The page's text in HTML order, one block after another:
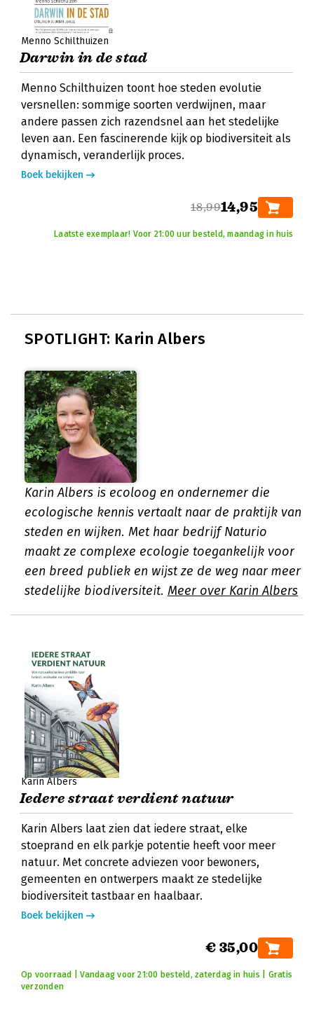
Menno Schilthuizen
Darwin in de stad
Menno Schilthuizen toont hoe steden evolutie
versnellen: sommige soorten verdwijnen, maar
andere passen zich razendsnel aan het stedelijke
leven aan. Een fascinerende kijk op biodiversiteit als
dynamisch, veranderlijk proces.
Boek bekijken
18,9914,95
Laatste exemplaar! Voor 21:00 uur besteld, maandag in huis
SPOTLIGHT: Karin Albers
Karin Albers is ecoloog en ondernemer die
ecologische kennis vertaalt naar de praktijk van
steden en wijken. Met haar bedrijf Naturio
maakt ze complexe ecologie toegankelijk voor
een breed publiek en wijst ze de weg naar meer
stedelijke biodiversiteit. Meer over Karin Albers
Karin Albers
Iedere straat verdient natuur
Karin Albers laat zien dat iedere straat, elke
stoeprand en elk parkje potentie heeft voor meer
natuur. Met concrete adviezen voor bewoners,
gemeenten en ontwerpers maakt ze stedelijke
biodiversiteit tastbaar en haalbaar.
Boek bekijken
€ 35,00
Op voorraad | Vandaag voor 21:00 besteld, zaterdag in huis | Gratis
verzonden